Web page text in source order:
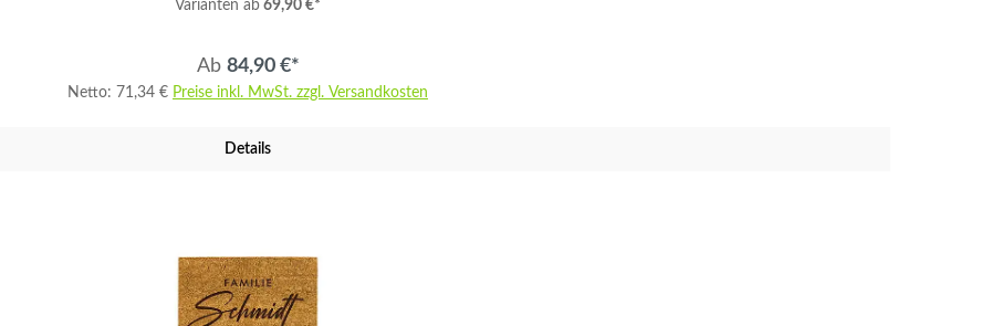
Varianten ab 69,90 €*
Ab 84,90 €*
Netto: 71,34 € Preise inkl. MwSt. zzgl. Versandkosten
Details